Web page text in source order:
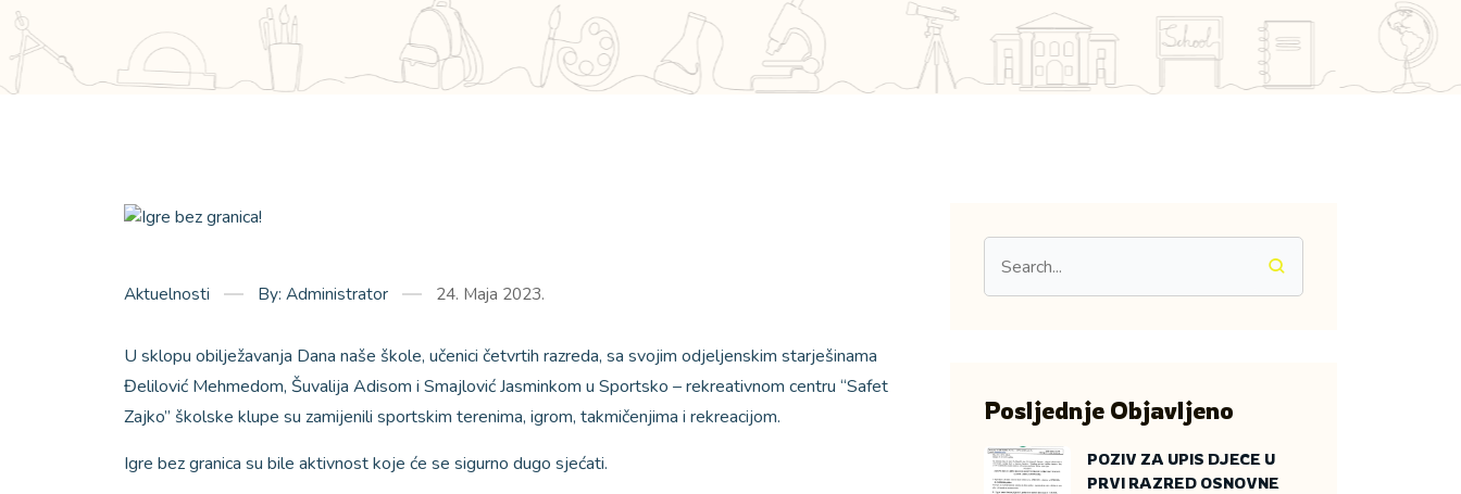
Aktuelnosti By: Administrator 24. Maja 2023.
U sklopu obilježavanja Dana naše škole, učenici četvrtih razreda, sa svojim odjeljenskim starješinama
Đelilović Mehmedom, Šuvalija Adisom i Smajlović Jasminkom u Sportsko – rekreativnom centru “Safet
Zajko” školske klupe su zamijenili sportskim terenima, igrom, takmičenjima i rekreacijom.
Igre bez granica su bile aktivnost koje će se sigurno dugo sjećati.
Posljednje Objavljeno
POZIV ZA UPIS DJECE U
PRVI RAZRED OSNOVNE